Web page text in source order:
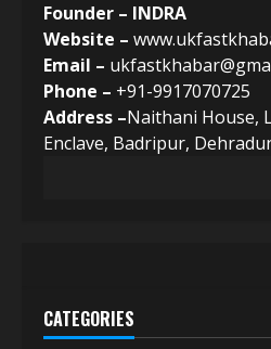
Founder – INDRA
Website –
Email –
Phone – +91-9917070725
Address –Naithani House,
Enclave, Badripur,
CATEGORIES